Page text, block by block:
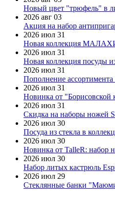
Новый цвет "трюфель" в
2026 авг 03
Акция на набор
2026 июл 31
Новая коллекция
2026 июл 31
Новая коллекция посуды
2026 июл 31
Пополнение
2026 июл 31
Новинка от "Борисовской
2026 июл 31
Скидка на наборы ножей
2026 июл 30
Посуда из стекла в
2026 июл 30
Новинка от TalleR: набор
2026 июл 30
Набор литых кастрюль
2026 июл 29
Стеклянные банки